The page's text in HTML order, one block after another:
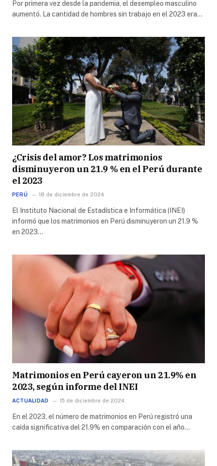
Por primera vez desde la pandemia, el desempleo masculino
aumentó. La cantidad de hombres sin trabajo en el 2023 era…
¿Crisis del amor? Los matrimonios
disminuyeron un 21.9 % en el Perú durante
el 2023
PERÚ 18 de diciembre de 2024
El Instituto Nacional de Estadística e Informática (INEI)
informó que los matrimonios en Perú disminuyeron un 21.9 %
en 2023…
Matrimonios en Perú cayeron un 21.9% en
2023, según informe del INEI
ACTUALIDAD 15 de diciembre de 2024
En el 2023, el número de matrimonios en Perú registró una
caída significativa del 21.9% en comparación con el año…